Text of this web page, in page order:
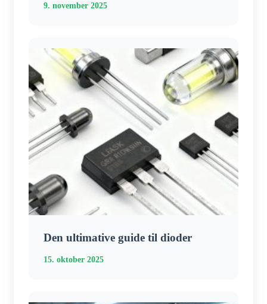
9. november 2025
Den ultimative guide til dioder
15. oktober 2025